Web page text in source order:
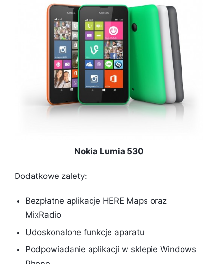
Nokia Lumia 530
Dodatkowe zalety:
Bezpłatne aplikacje HERE Maps oraz
MixRadio
Udoskonalone funkcje aparatu
Podpowiadanie aplikacji w sklepie Windows